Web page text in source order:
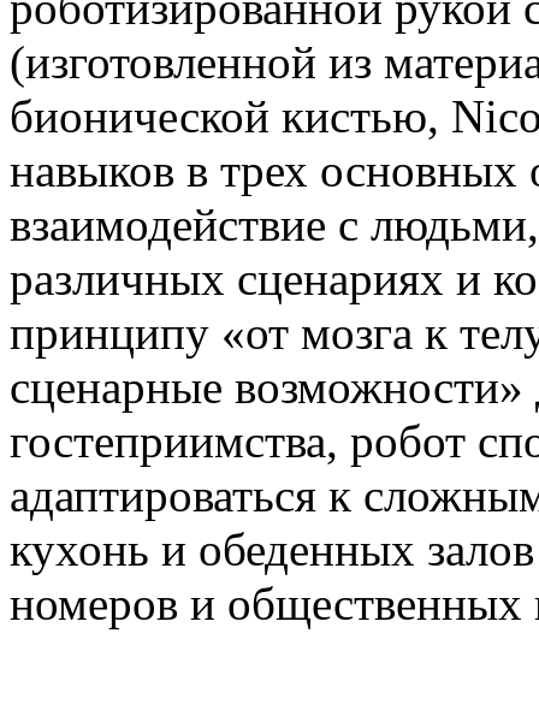
(изготовленной из
бионической кистью,
навыков в трех основных
взаимодействие с
различных сценариях и
принципу «от мозга к
сценарные возможности»
гостеприимства, робот
адаптироваться к
кухонь и обеденных
номеров и общественных